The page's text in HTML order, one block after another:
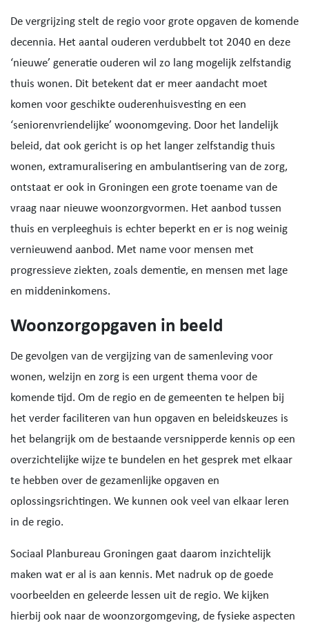
De vergrijzing stelt de regio voor grote opgaven de komende
decennia. Het aantal ouderen verdubbelt tot 2040 en deze
‘nieuwe’ generatie ouderen wil zo lang mogelijk zelfstandig
thuis wonen. Dit betekent dat er meer aandacht moet
komen voor geschikte ouderenhuisvesting en een
‘seniorenvriendelijke’ woonomgeving. Door het landelijk
beleid, dat ook gericht is op het langer zelfstandig thuis
wonen, extramuralisering en ambulantisering van de zorg,
ontstaat er ook in Groningen een grote toename van de
vraag naar nieuwe woonzorgvormen. Het aanbod tussen
thuis en verpleeghuis is echter beperkt en er is nog weinig
vernieuwend aanbod. Met name voor mensen met
progressieve ziekten, zoals dementie, en mensen met lage
en middeninkomens.
Woonzorgopgaven in beeld
De gevolgen van de vergijzing van de samenleving voor
wonen, welzijn en zorg is een urgent thema voor de
komende tijd. Om de regio en de gemeenten te helpen bij
het verder faciliteren van hun opgaven en beleidskeuzes is
het belangrijk om de bestaande versnipperde kennis op een
overzichtelijke wijze te bundelen en het gesprek met elkaar
te hebben over de gezamenlijke opgaven en
oplossingsrichtingen. We kunnen ook veel van elkaar leren
in de regio.
Sociaal Planbureau Groningen gaat daarom inzichtelijk
maken wat er al is aan kennis. Met nadruk op de goede
voorbeelden en geleerde lessen uit de regio. We kijken
hierbij ook naar de woonzorgomgeving, de fysieke aspecten